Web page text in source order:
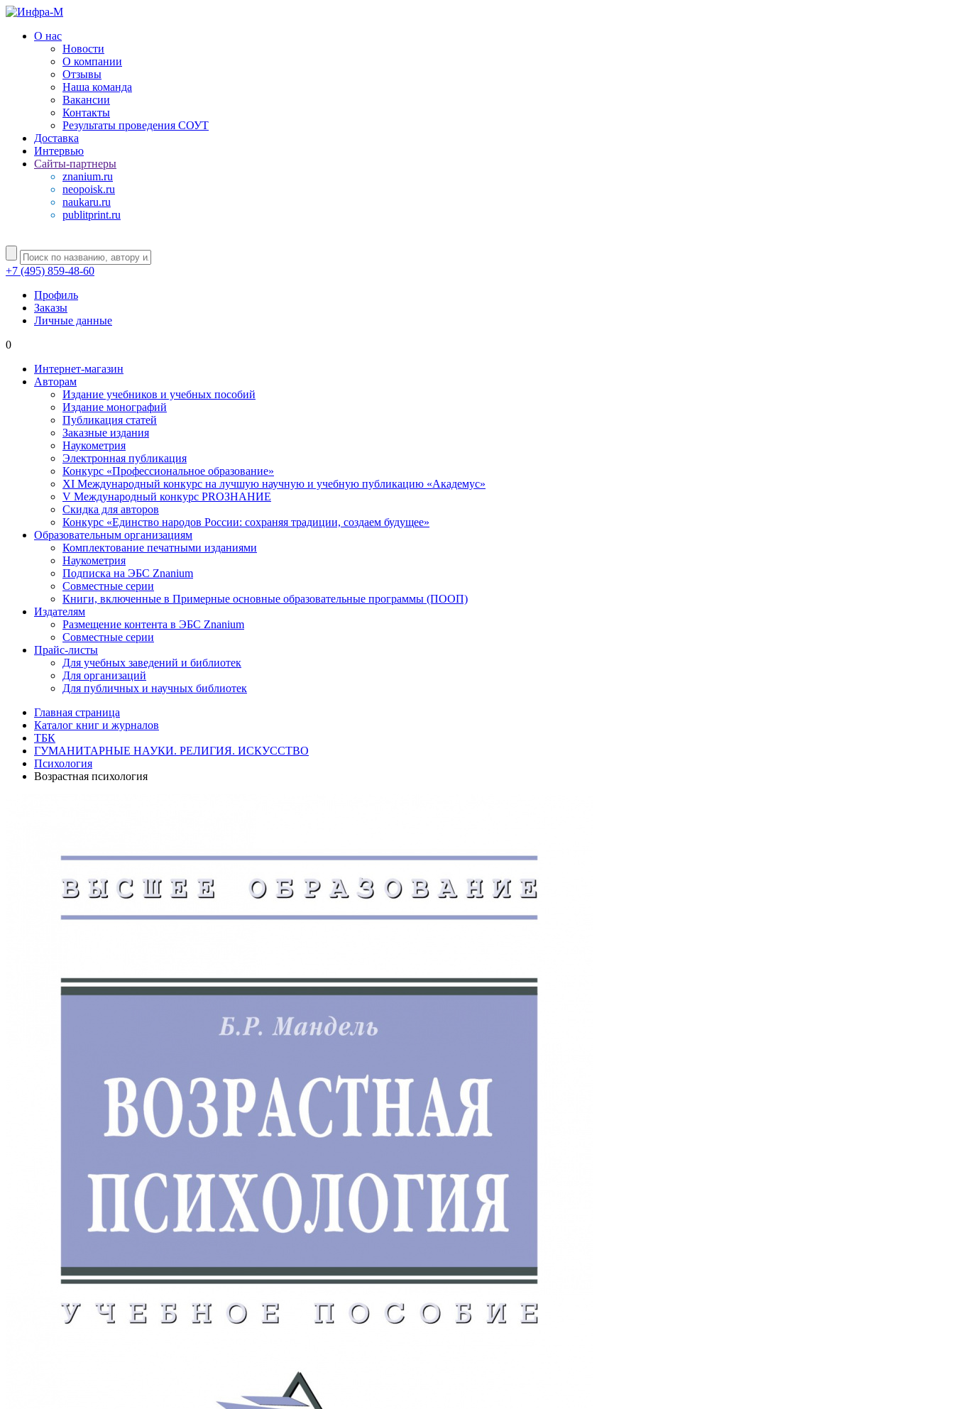
О нас
Новости
О компании
Отзывы
Наша команда
Вакансии
Контакты
Результаты проведения СОУТ
Доставка
Интервью
Сайты-партнеры
znanium.ru
neopoisk.ru
naukaru.ru
publitprint.ru
+7 (495) 859-48-60
Профиль
Заказы
Личные данные
0
Интернет-магазин
Авторам
Издание учебников и учебных пособий
Издание монографий
Публикация статей
Заказные издания
Наукометрия
Электронная публикация
Конкурс «Профессиональное образование»
XI Международный конкурс на лучшую научную и учебную публикацию «Академус»
V Международный конкурс PROЗНАНИЕ
Скидка для авторов
Конкурс «Единство народов России: сохраняя традиции, создаем будущее»
Образовательным организациям
Комплектование печатными изданиями
Наукометрия
Подписка на ЭБС Znanium
Совместные серии
Книги, включенные в Примерные основные образовательные программы (ПООП)
Издателям
Размещение контента в ЭБС Znanium
Совместные серии
Прайс-листы
Для учебных заведений и библиотек
Для организаций
Для публичных и научных библиотек
Главная страница
Каталог книг и журналов
ТБК
ГУМАНИТАРНЫЕ НАУКИ. РЕЛИГИЯ. ИСКУССТВО
Психология
Возрастная психология